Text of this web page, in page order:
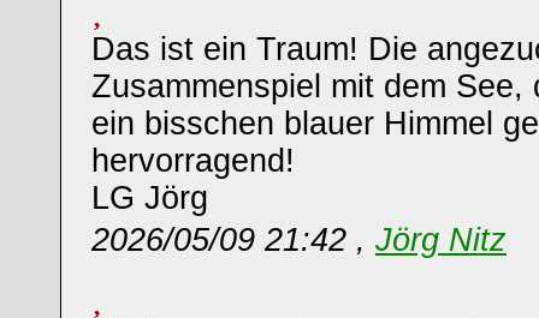
Das ist ein Traum! Die
Zusammenspiel mit dem See,
ein bisschen blauer Himmel
hervorragend!
LG Jörg
2026/05/09 21:42 , Jörg Nitz